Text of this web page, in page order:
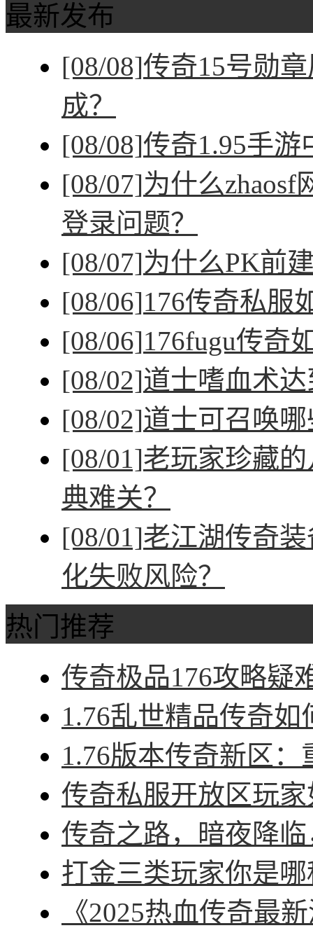
最新发布
[08/08]传奇15号勋
成？
[08/08]传奇1.95手
[08/07]为什么
登录问题？
[08/07]为什么PK前
[08/06]176传奇私服
[08/06]176fugu传奇
[08/02]道士嗜血术
[08/02]道士可召唤
[08/01]老玩家珍藏
典难关？
[08/01]老江湖传奇
化失败风险？
热门推荐
传奇极品176攻略疑
1.76乱世精品传奇
1.76版本传奇新区
传奇私服开放区玩
传奇之路，暗夜降
打金三类玩家你是
《2025热血传奇最